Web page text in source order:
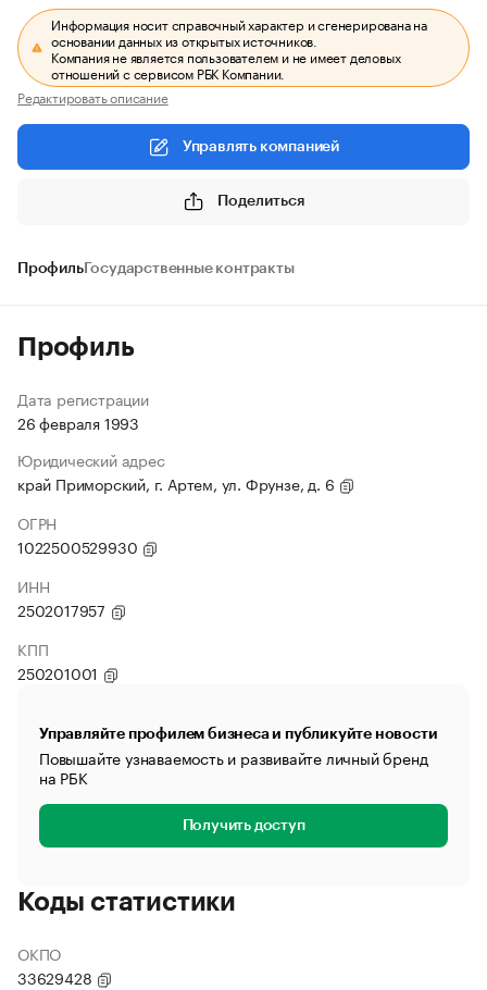
Информация носит справочный характер и сгенерирована на
основании данных из открытых источников.
Компания не является пользователем и не имеет деловых
отношений с сервисом РБК Компании.
Редактировать описание
Управлять компанией
Поделиться
ПрофильГосударственные контракты
Профиль
Дата регистрации
26 февраля 1993
Юридический адрес
край Приморский, г. Артем, ул. Фрунзе, д. 6
ОГРН
1022500529930
ИНН
2502017957
КПП
250201001
Управляйте профилем бизнеса и публикуйте новости
Повышайте узнаваемость и развивайте личный бренд
на РБК
Получить доступ
Коды статистики
ОКПО
33629428